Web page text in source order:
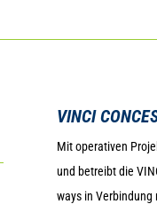
VINCI
Mit ope­ra­ti­ven
und betreibt die
ways in Ver­bin­dung